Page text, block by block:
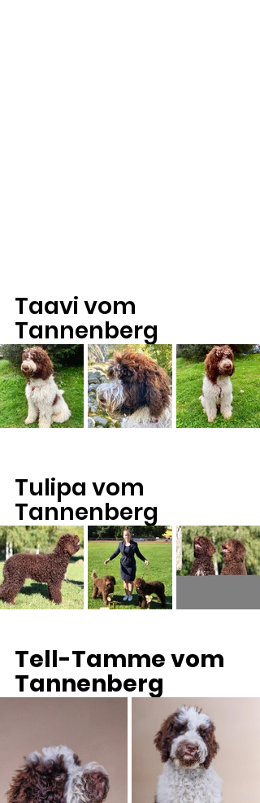
Taavi vom
Tannenberg
Tulipa vom
Tannenberg
Tell-Tamme vom
Tannenberg